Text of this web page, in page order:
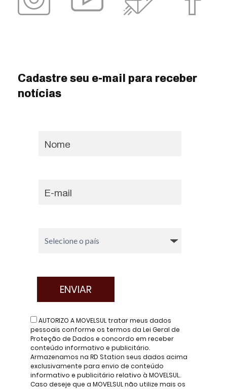
Cadastre seu e-mail para receber
notícias
AUTORIZO A MOVELSUL tratar meus dados
pessoais conforme os termos da Lei Geral de
Proteção de Dados e concordo em receber
conteúdo informativo e publicitário.
Armazenamos na RD Station seus dados acima
exclusivamente para envio de conteúdo
informativo e publicitário relativo à MOVELSUL.
Caso deseje que a MOVELSUL não utilize mais os